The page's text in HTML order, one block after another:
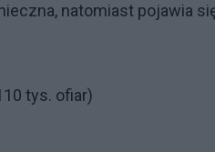
natomiast pojawia
tys. ofiar)